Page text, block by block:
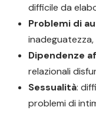
difficile da
Problemi di
Dipendenze
relazionali
Sessualità:
problemi di